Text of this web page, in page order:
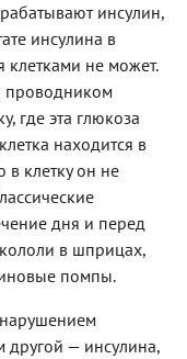
инсулин,
инсулина в
клетками не может.
проводником
где эта глюкоза
находится в
в клетку он не
дня и перед
в шприцах,
помпы.
другой — инсулина,